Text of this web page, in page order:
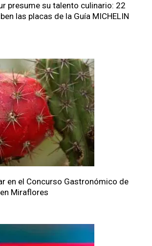
presume su talento culinario: 22
las placas de la Guía MICHELIN
en el Concurso Gastronómico de
Miraflores